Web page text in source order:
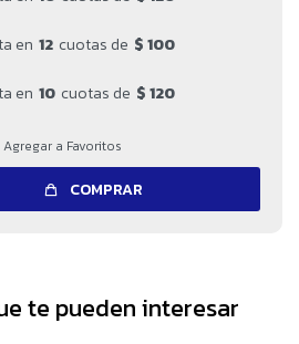
en 12 cuotas de $ 100
en 10 cuotas de $ 120
COMPRAR
te pueden interesar